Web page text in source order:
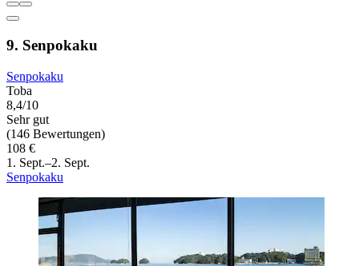
9. Senpokaku
Senpokaku
Toba
8,4/10
Sehr gut
(146 Bewertungen)
108 €
1. Sept.–2. Sept.
Senpokaku